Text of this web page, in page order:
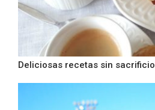
Deliciosas recetas sin sacrificio